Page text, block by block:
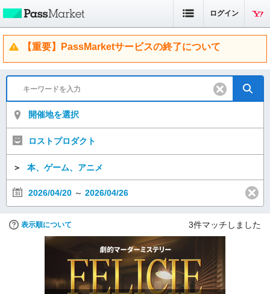
ログイン
【重要】PassMarketサービスの終了について
開催地を選択
ロストプロダクト
＞ 本、ゲーム、アニメ
2026/04/20 ～ 2026/04/26
表示順について 3件マッチしました